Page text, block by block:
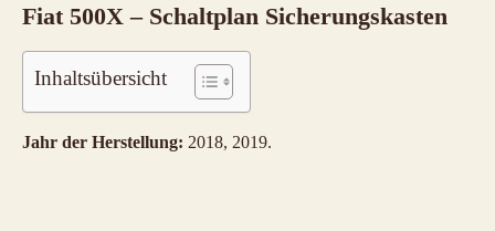
Fiat 500X – Schaltplan Sicherungskasten
Inhaltsübersicht
Jahr der Herstellung: 2018, 2019.